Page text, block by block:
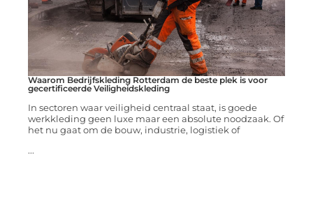
Waarom Bedrijfskleding Rotterdam de beste plek is voor
gecertificeerde Veiligheidskleding
In sectoren waar veiligheid centraal staat, is goede
werkkleding geen luxe maar een absolute noodzaak. Of
het nu gaat om de bouw, industrie, logistiek of
...